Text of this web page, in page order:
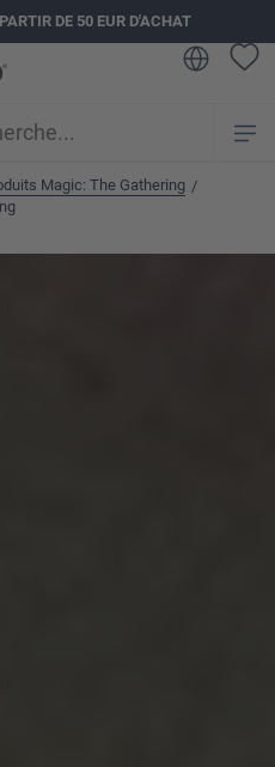
DE 50 EUR D'ACHAT
Magic: The Gathering /